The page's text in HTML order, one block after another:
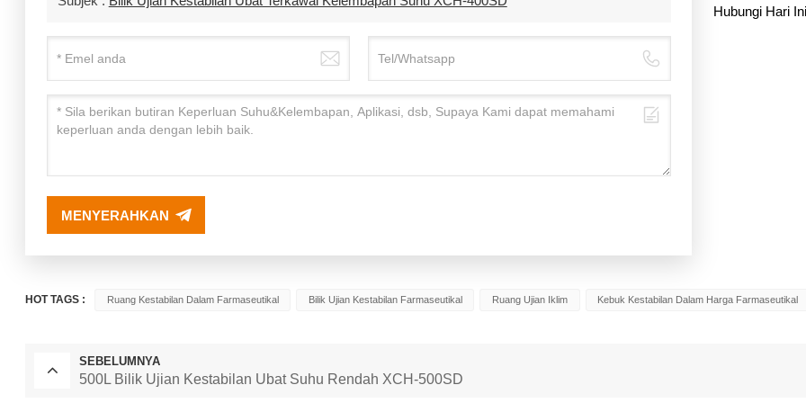
MENYERAHKAN
Hubungi Hari
HOT TAGS : Ruang Kestabilan Dalam Farmaseutikal Bilik Ujian Kestabilan Farmaseutikal Ruang Ujian Iklim Kebuk Kestabilan Dalam Harga Farmaseutikal
SEBELUMNYA
500L Bilik Ujian Kestabilan Ubat Suhu Rendah XCH-500SD